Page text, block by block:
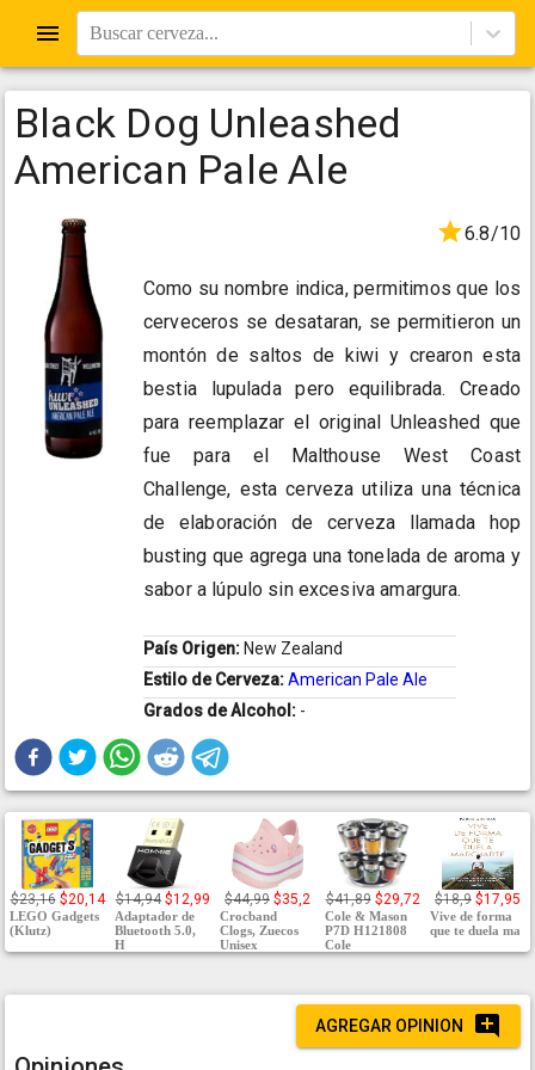
Buscar cerveza...
Black Dog Unleashed
American Pale Ale
6.8/10
Como su nombre indica, permitimos que los
cerveceros se desataran, se permitieron un
montón de saltos de kiwi y crearon esta
bestia lupulada pero equilibrada. Creado
para reemplazar el original Unleashed que
fue para el Malthouse West Coast
Challenge, esta cerveza utiliza una técnica
de elaboración de cerveza llamada hop
busting que agrega una tonelada de aroma y
sabor a lúpulo sin excesiva amargura.
País Origen: New Zealand
Estilo de Cerveza:American Pale Ale
Grados de Alcohol: -
$23,16 $20,14
LEGO Gadgets
(Klutz)
$14,94 $12,99
Adaptador de
Bluetooth 5.0,
H
$44,99 $35,2
Crocband
Clogs, Zuecos
Unisex
$41,89 $29,72
Cole & Mason
P7D H121808
Cole
$18,9 $17,95
Vive de forma
que te duela ma
AGREGAR OPINION